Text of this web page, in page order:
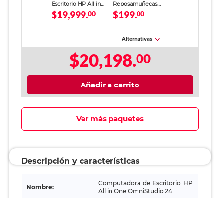
Escritorio HP All in
One OmniStudio 24
Intel Core 5 8GB
$19,999.00
Reposamuñecas
Memory Foam
$199.00
Alternativas
$20,198.00
Añadir a carrito
Ver más paquetes
Descripción y características
Nombre:
Computadora de Escritorio HP
All in One OmniStudio 24